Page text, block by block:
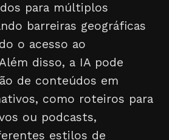
para múltiplos
barreiras geográficas
o acesso ao
disso, a IA pode
de conteúdos em
como roteiros para
ou podcasts,
estilos de